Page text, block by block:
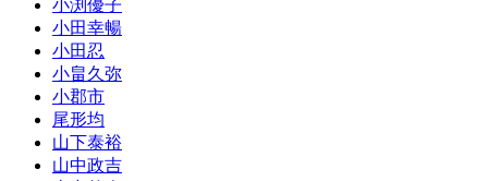
小渕優子
小田幸暢
小田忍
小畠久弥
小郡市
尾形均
山下泰裕
山中政吉